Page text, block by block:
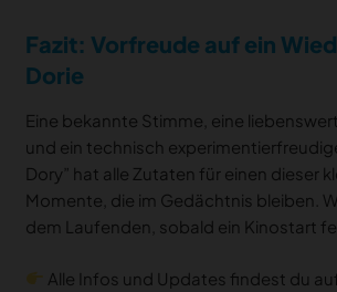
Fazit: Vorfreude auf ein
Dorie
Eine bekannte Stimme, eine
und ein technisch
Dory” hat alle Zutaten für einen dieser
Momente, die im Gedächtnis bleiben.
dem Laufenden, sobald ein Kinostart
Alle Infos und Updates findest du